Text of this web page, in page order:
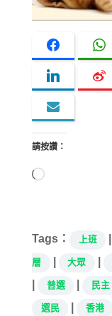
請按讚：
正
Tags： 上班
層 大眾
普選 民主
選民 香港